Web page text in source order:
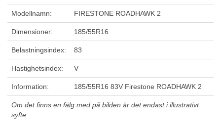
Modellnamn: FIRESTONE ROADHAWK 2
Dimensioner: 185/55R16
Belastningsindex: 83
Hastighetsindex: V
Information: 185/55R16 83V Firestone ROADHAWK 2
Om det finns en fälg med på bilden är det endast i illustrativt
syfte